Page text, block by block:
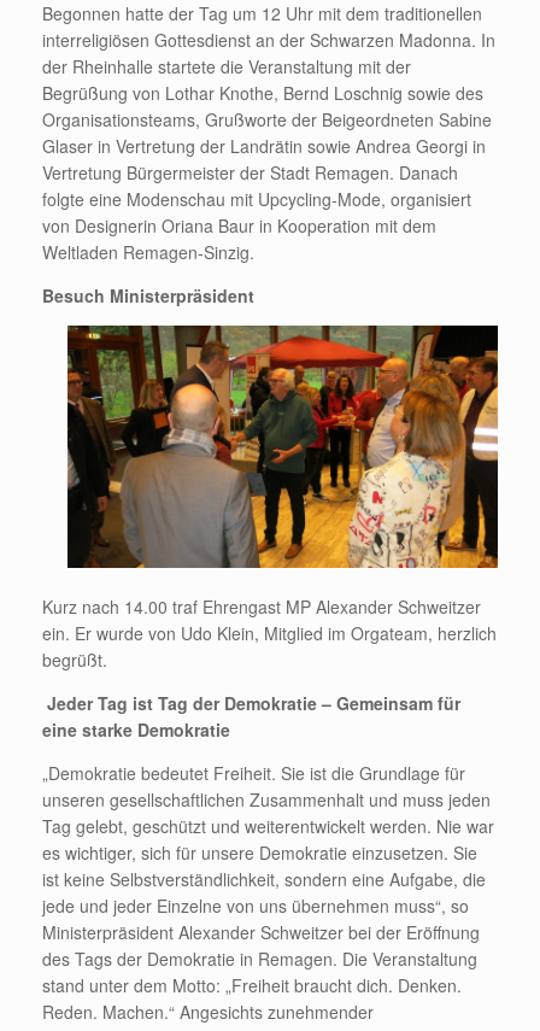
Begonnen hatte der Tag um 12 Uhr mit dem traditionellen
interreligiösen Gottesdienst an der Schwarzen Madonna. In
der Rheinhalle startete die Veranstaltung mit der
Begrüßung von Lothar Knothe, Bernd Loschnig sowie des
Organisationsteams, Grußworte der Beigeordneten Sabine
Glaser in Vertretung der Landrätin sowie Andrea Georgi in
Vertretung Bürgermeister der Stadt Remagen. Danach
folgte eine Modenschau mit Upcycling-Mode, organisiert
von Designerin Oriana Baur in Kooperation mit dem
Weltladen Remagen-Sinzig.
Besuch Ministerpräsident
Kurz nach 14.00 traf Ehrengast MP Alexander Schweitzer
ein. Er wurde von Udo Klein, Mitglied im Orgateam, herzlich
begrüßt.
Jeder Tag ist Tag der Demokratie – Gemeinsam für
eine starke Demokratie
„Demokratie bedeutet Freiheit. Sie ist die Grundlage für
unseren gesellschaftlichen Zusammenhalt und muss jeden
Tag gelebt, geschützt und weiterentwickelt werden. Nie war
es wichtiger, sich für unsere Demokratie einzusetzen. Sie
ist keine Selbstverständlichkeit, sondern eine Aufgabe, die
jede und jeder Einzelne von uns übernehmen muss“, so
Ministerpräsident Alexander Schweitzer bei der Eröffnung
des Tags der Demokratie in Remagen. Die Veranstaltung
stand unter dem Motto: „Freiheit braucht dich. Denken.
Reden. Machen.“ Angesichts zunehmender